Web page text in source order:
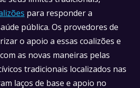
para responder a
pública. Os provedores de
o apoio a essas coalizões e
as novas maneiras pelas
tradicionais localizados nas
laços de base e apoio no